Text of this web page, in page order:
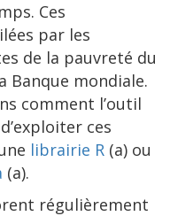
Ces
par les
de la pauvreté du
Banque mondiale.
comment l’outil
ces
librairie R (a) ou
(a).
régulièrement